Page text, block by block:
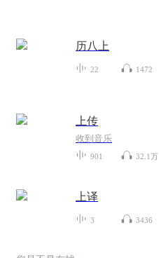
历八上
22 1472
上传
收到音乐
901 32.1万
上译
3 3436